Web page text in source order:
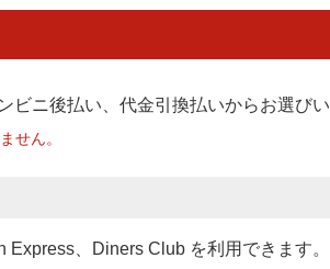
ビニ後払い、代金引換払いからお選び
せん。
、Diners Club を利用できます。